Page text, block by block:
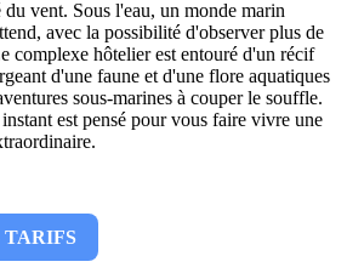
vent. Sous l'eau, un monde marin
avec la possibilité d'observer plus de
complexe hôtelier est entouré d'un récif
d'une faune et d'une flore aquatiques
sous-marines à couper le souffle.
est pensé pour vous faire vivre une
TARIFS